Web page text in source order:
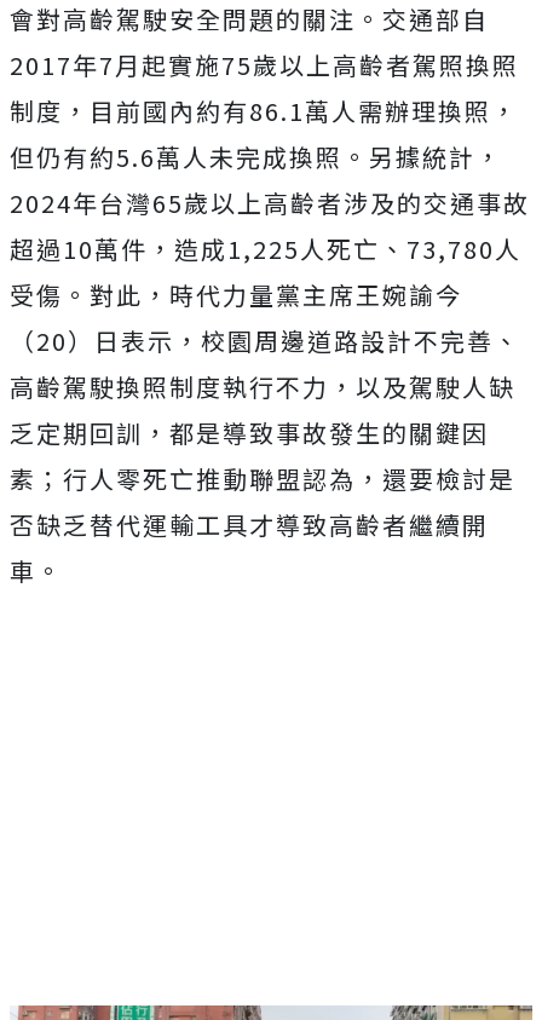
會對高齡駕駛安全問題的關注。交通部自
2017年7月起實施75歲以上高齡者駕照換照
制度，目前國內約有86.1萬人需辦理換照，
但仍有約5.6萬人未完成換照。另據統計，
2024年台灣65歲以上高齡者涉及的交通事故
超過10萬件，造成1,225人死亡、73,780人
受傷。 對此，時代力量黨主席王婉諭今
（20）日表示，校園周邊道路設計不完善、
高齡駕駛換照制度執行不力，以及駕駛人缺
乏定期回訓，都是導致事故發生的關鍵因
素；行人零死亡推動聯盟認為，還要檢討是
否缺乏替代運輸工具才導致高齡者繼續開
車。